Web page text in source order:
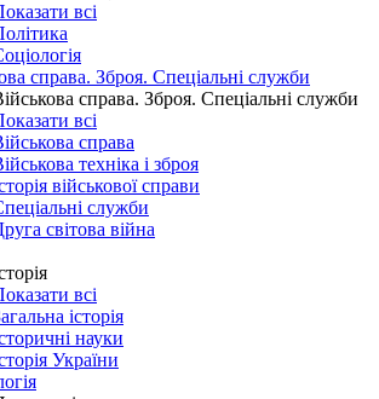
всі
справа. Зброя. Спеціальні служби
справа. Зброя. Спеціальні служби
всі
справа
техніка і зброя
військової справи
служби
світова війна
всі
історія
науки
України